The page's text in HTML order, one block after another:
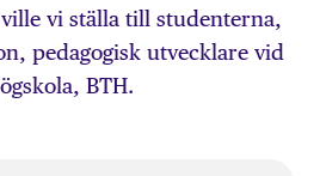
vi ställa till studenterna,
pedagogisk utvecklare vid
BTH.